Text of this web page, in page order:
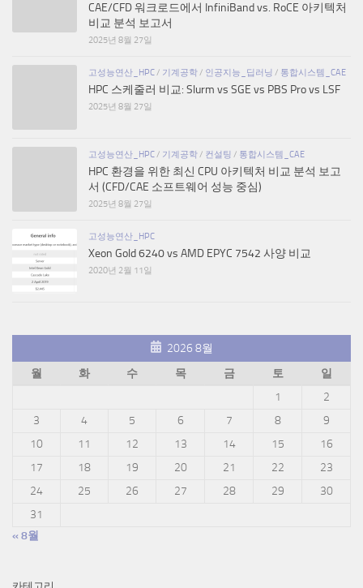
CAE/CFD 워크로드에서 InfiniBand vs. RoCE 아키텍처
비교 분석 보고서
2025년 8월 27일
고성능연산_HPC/ 기계공학/ 인공지능_딥러닝 / 통합시스템_CAE
HPC 스케줄러 비교: Slurm vs SGE vs PBS Pro vs LSF
2025년 8월 27일
고성능연산_HPC/ 기계공학/ 컨설팅 / 통합시스템_CAE
HPC 환경을 위한 최신 CPU 아키텍처 비교 분석 보고
서 (CFD/CAE 소프트웨어 성능 중심)
2025년 8월 27일
고성능연산_HPC
Xeon Gold 6240 vs AMD EPYC 7542 사양 비교
2020년 2월 11일
2026 8월
월
화 수 목 금 토
일
1
2
3
4 5 6 7 8
9
10
11 12 13 14 15
16
17
18 19 20 21 22
23
24
25 26 27 28 29
30
31
« 8월